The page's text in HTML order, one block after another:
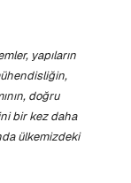
yapıların
doğru
bir kez daha
ülkemizdeki